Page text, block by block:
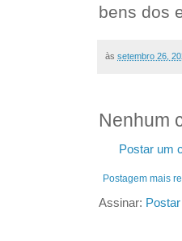
bens dos
às setembro 26,
Nenhum
Postar um
Postagem mais
Assinar: